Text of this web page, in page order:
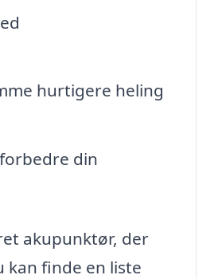
hurtigere heling
din
akupunktør, der
kan finde en liste